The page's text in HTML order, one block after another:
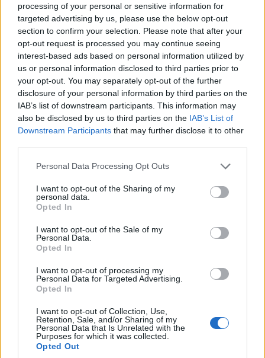
processing of your personal or sensitive information for
targeted advertising by us, please use the below opt-out
section to confirm your selection. Please note that after your
opt-out request is processed you may continue seeing
interest-based ads based on personal information utilized by
us or personal information disclosed to third parties prior to
your opt-out. You may separately opt-out of the further
disclosure of your personal information by third parties on the
IAB’s list of downstream participants. This information may
also be disclosed by us to third parties on the IAB’s List of
Downstream Participants that may further disclose it to other
Please note that this website/app uses one or more Google
not limited to your visit or usage behaviour. You may click to
grant or deny consent to Google and its third-party tags to
use your data for below specified purposes in below Google
consent section.
Personal Data Processing Opt Outs
I want to opt-out of the Sharing of my
personal data.
Opted In
I want to opt-out of the Sale of my
Personal Data.
Opted In
I want to opt-out of processing my
Personal Data for Targeted Advertising.
Opted In
I want to opt-out of Collection, Use,
Retention, Sale, and/or Sharing of my
Personal Data that Is Unrelated with the
Purposes for which it was collected.
Opted Out
Στενά του Ορμούζ: Πλήγμα σε πλοίο ελληνικής
4/08/2026 - 2:09μμ
ΚΟΣΜΟΣ
Λίβανος-Ισραήλ: Η ειρήνη περνά από τα όπλα της